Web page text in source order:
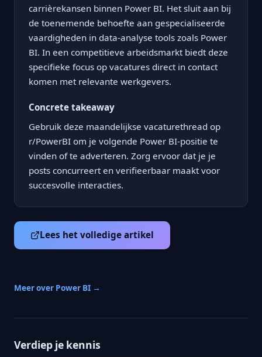
carrièrekansen binnen Power BI. Het sluit aan bij
de toenemende behoefte aan gespecialiseerde
vaardigheden in data-analyse tools zoals Power
BI. In een competitieve arbeidsmarkt biedt deze
specifieke focus op vacatures direct in contact
komen met relevante werkgevers.
Concrete takeaway
Gebruik deze maandelijkse vacaturethread op
r/PowerBI om je volgende Power BI-positie te
vinden of te adverteren. Zorg ervoor dat je je
posts concurreert en verifieerbaar maakt voor
succesvolle interacties.
Lees het volledige artikel
Meer over Power BI →
Verdiep je kennis